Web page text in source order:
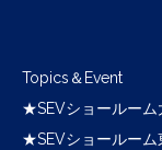
Topics＆Event
★SEVショールー
★SEVショールー